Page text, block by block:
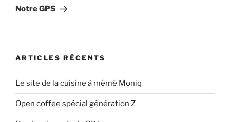
g
o
n
d
e
c
r
c
d
e
r
l
s
u
i
v
Notre GPS
ARTICLES RÉCENTS
Le site de la cuisine à mémé Moniq
Open coffee spécial génération Z